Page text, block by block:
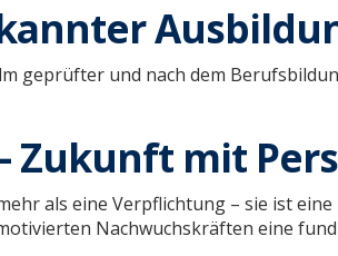
geprüfter und nach dem
Zukunft mit
als eine Verpflichtung – sie ist
Nachwuchskräften eine